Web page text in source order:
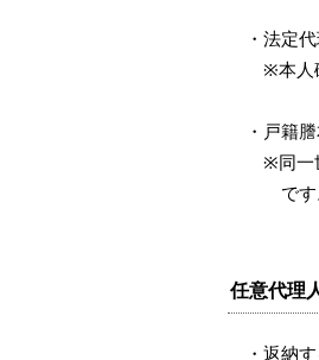
・法定代
※本人確
・戸籍謄
※同一世
です
任意代理
・返納す